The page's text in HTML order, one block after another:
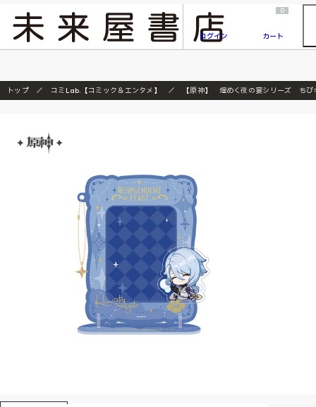
『ONE PIECE magazine 021 ONE PIECEカード付き同梱版』発売延期のご案内
ログイン
0
カート
トップ コミLab.【コミック＆エンタメ】 【原神】 煌めく夜の宴シリーズ ち